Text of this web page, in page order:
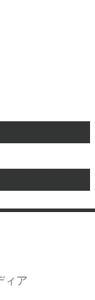
ィア